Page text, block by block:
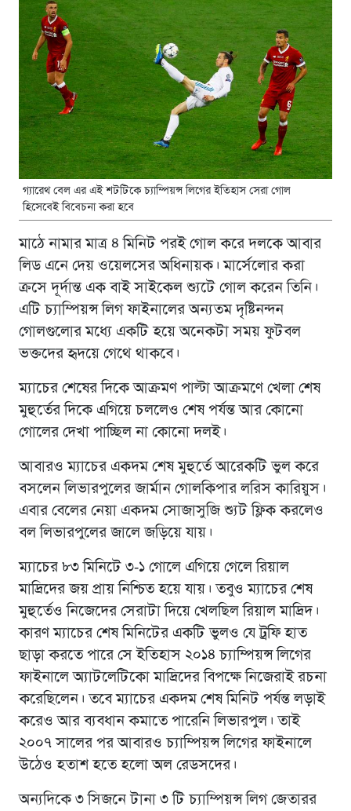
গ্যারেথ বেল এর এই শটটিকে চ্যাম্পিয়ন্স লিগের ইতিহাস সেরা গোল
হিসেবেই বিবেচনা করা হবে
মাঠে নামার মাত্র ৪ মিনিট পরই গোল করে দলকে আবার
লিড এনে দেয় ওয়েলসের অধিনায়ক। মার্সেলোর করা
ক্রসে দূর্দান্ত এক বাই সাইকেল শ্যুটে গোল করেন তিনি।
এটি চ্যাম্পিয়ন্স লিগ ফাইনালের অন্যতম দৃষ্টিনন্দন
গোলগুলোর মধ্যে একটি হয়ে অনেকটা সময় ফুটবল
ভক্তদের হৃদয়ে গেথে থাকবে।
ম্যাচের শেষের দিকে আক্রমণ পাল্টা আক্রমণে খেলা শেষ
মুহুর্তের দিকে এগিয়ে চললেও শেষ পর্যন্ত আর কোনো
গোলের দেখা পাচ্ছিল না কোনো দলই।
আবারও ম্যাচের একদম শেষ মুহুর্তে আরেকটি ভুল করে
বসলেন লিভারপুলের জার্মান গোলকিপার লরিস কারিয়ুস।
এবার বেলের নেয়া একদম সোজাসুজি শ্যুট ফ্লিক করলেও
বল লিভারপুলের জালে জড়িয়ে যায়।
ম্যাচের ৮৩ মিনিটে ৩-১ গোলে এগিয়ে গেলে রিয়াল
মাদ্রিদের জয় প্রায় নিশ্চিত হয়ে যায়। তবুও ম্যাচের শেষ
মুহুর্তেও নিজেদের সেরাটা দিয়ে খেলছিল রিয়াল মাদ্রিদ।
কারণ ম্যাচের শেষ মিনিটের একটি ভুলও যে ট্রফি হাত
ছাড়া করতে পারে সে ইতিহাস ২০১৪ চ্যাম্পিয়ন্স লিগের
ফাইনালে অ্যাটলেটিকো মাদ্রিদের বিপক্ষে নিজেরাই রচনা
করেছিলেন। তবে ম্যাচের একদম শেষ মিনিট পর্যন্ত লড়াই
করেও আর ব্যবধান কমাতে পারেনি লিভারপুল। তাই
২০০৭ সালের পর আবারও চ্যাম্পিয়ন্স লিগের ফাইনালে
উঠেও হতাশ হতে হলো অল রেডসদের।
অন্যদিকে ৩ সিজনে টানা ৩ টি চ্যাম্পিয়ন্স লিগ জেতারর